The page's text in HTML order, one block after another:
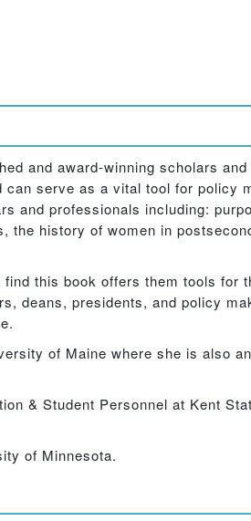
and award-winning scholars
serve as a vital tool for policy
and professionals including:
history of women in
this book offers them tools for
deans, presidents, and policy
of Maine where she is also
& Student Personnel at Kent
of Minnesota.